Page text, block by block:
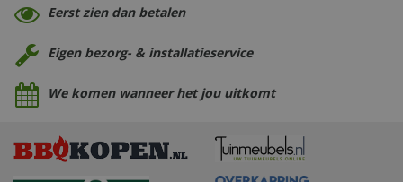
Eerst zien dan betalen
Eigen bezorg- & installatieservice
We komen wanneer het jou uitkomt